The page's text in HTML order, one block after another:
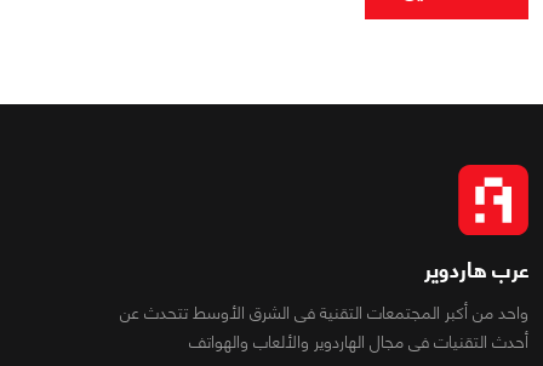
عرب هاردوير
واحد من أكبر المجتمعات التقنية فى الشرق الأوسط تتحدث عن
أحدث التقنيات فى مجال الهاردوير والألعاب والهواتف